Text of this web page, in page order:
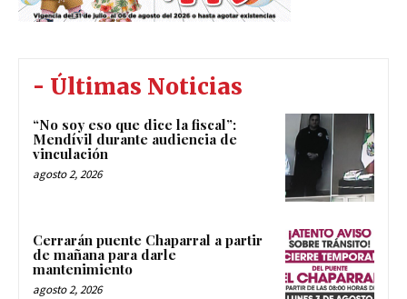
- Últimas Noticias
“No soy eso que dice la fiscal”:
Mendívil durante audiencia de
vinculación
agosto 2, 2026
Cerrarán puente Chaparral a partir
de mañana para darle
mantenimiento
agosto 2, 2026